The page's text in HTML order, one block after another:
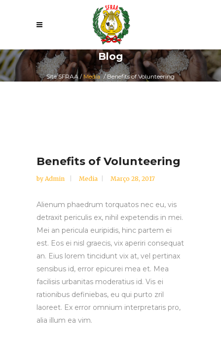
Blog
Site SFRAA / Media / Benefits of Volunteering
Benefits of Volunteering
by Admin Media Março 28, 2017
Alienum phaedrum torquatos nec eu, vis
detraxit periculis ex, nihil expetendis in mei.
Mei an pericula euripidis, hinc partem ei
est. Eos ei nisl graecis, vix aperiri consequat
an. Eius lorem tincidunt vix at, vel pertinax
sensibus id, error epicurei mea et. Mea
facilisis urbanitas moderatius id. Vis ei
rationibus definiebas, eu qui purto zril
laoreet. Ex error omnium interpretaris pro,
alia illum ea vim.